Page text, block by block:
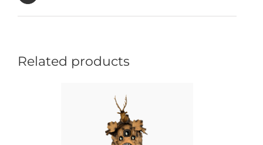
Related products